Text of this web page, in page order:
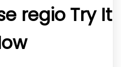
regio Try It